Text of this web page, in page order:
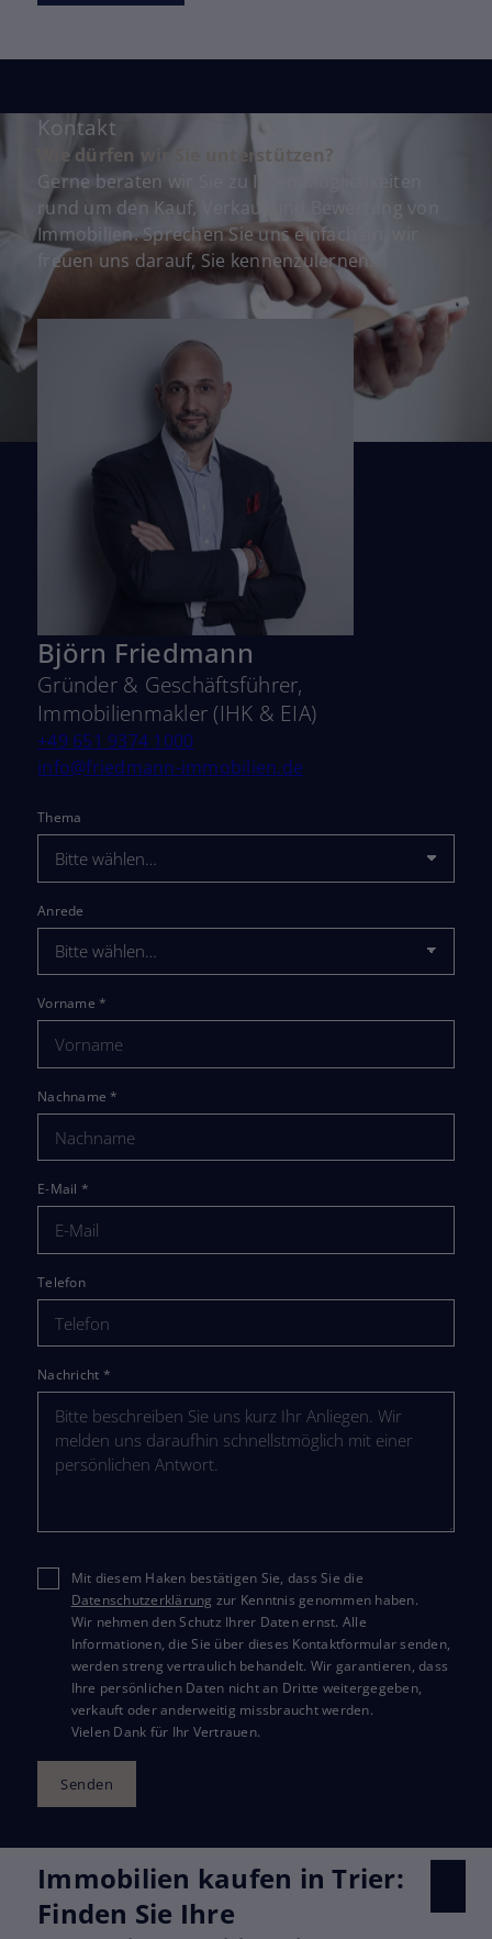
Kontakt
Wie dürfen wir Sie unterstützen?
Gerne beraten wir Sie zu Ihren Möglichkeiten
rund um den Kauf, Verkauf und Bewertung von
Immobilien. Sprechen Sie uns einfach an, wir
freuen uns darauf, Sie kennenzulernen.
Björn Friedmann
Gründer & Geschäftsführer,
Immobilienmakler (IHK & EIA)
+49 651 9374 1000
info@friedmann-immobilien.de
Thema
Anrede
Vorname *
Nachname *
E-Mail *
Telefon
Nachricht *
Mit diesem Haken bestätigen Sie, dass Sie die
Datenschutzerklärung zur Kenntnis genommen haben.
Wir nehmen den Schutz Ihrer Daten ernst. Alle
Informationen, die Sie über dieses Kontaktformular senden,
werden streng vertraulich behandelt. Wir garantieren, dass
Ihre persönlichen Daten nicht an Dritte weitergegeben,
verkauft oder anderweitig missbraucht werden.
Vielen Dank für Ihr Vertrauen.
Senden
Immobilien kaufen in Trier:
Finden Sie Ihre